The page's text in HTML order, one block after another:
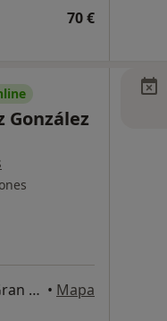
70 €
Calle Canalejas 58, Las Palmas de Gran Canaria • Mapa